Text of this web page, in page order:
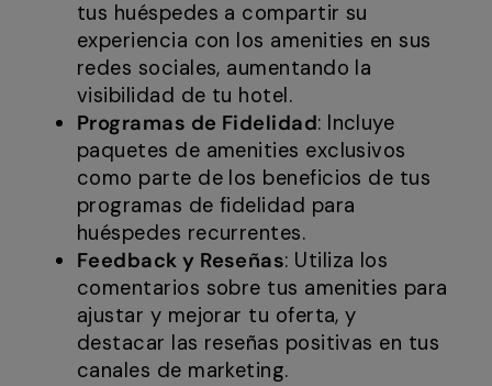
tus huéspedes a compartir su
experiencia con los amenities en sus
redes sociales, aumentando la
visibilidad de tu hotel.
Programas de Fidelidad: Incluye
paquetes de amenities exclusivos
como parte de los beneficios de tus
programas de fidelidad para
huéspedes recurrentes.
Feedback y Reseñas: Utiliza los
comentarios sobre tus amenities para
ajustar y mejorar tu oferta, y
destacar las reseñas positivas en tus
canales de marketing.